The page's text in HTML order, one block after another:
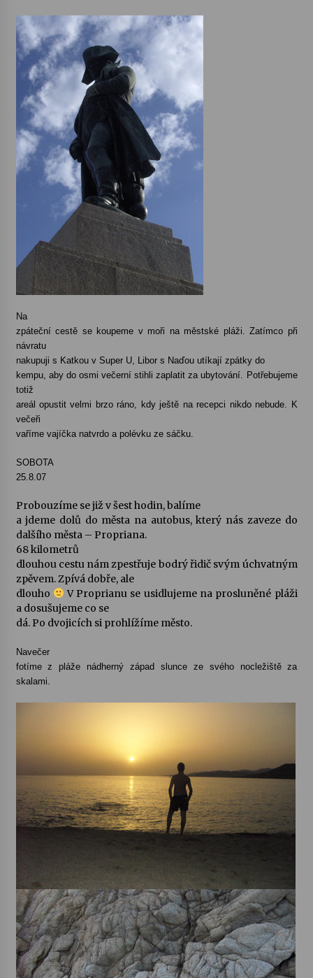
Na
zpáteční cestě se koupeme v moři na městské pláži. Zatímco při
návratu
nakupuji s Katkou v Super U, Libor s Naďou utíkají zpátky do
kempu, aby do osmi večerní stihli zaplatit za ubytování. Potřebujeme
totiž
areál opustit velmi brzo ráno, kdy ještě na recepci nikdo nebude. K
večeři
vaříme vajíčka natvrdo a polévku ze sáčku.
SOBOTA
25.8.07
Probouzíme se již v šest hodin, balíme
a jdeme dolů do města na autobus, který nás zaveze do
dalšího města – Propriana.
68 kilometrů
dlouhou cestu nám zpestřuje bodrý řidič svým úchvatným
zpěvem. Zpívá dobře, ale
dlouho
V Proprianu se usidlujeme na prosluněné pláži
a dosušujeme co se
dá. Po dvojicích si prohlížíme město.
Navečer
fotíme z pláže nádherný západ slunce ze svého nocležiště za
skalami.